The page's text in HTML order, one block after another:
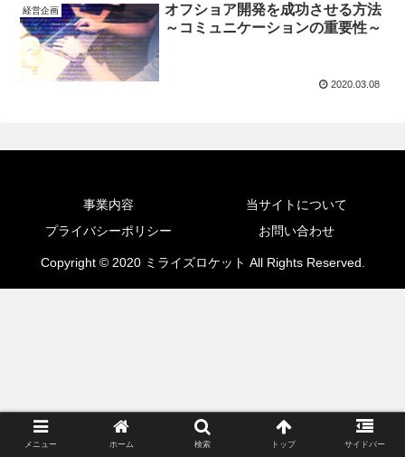
経営企画
オフショア開発を成功させる方法
～コミュニケーションの重要性～
2020.03.08
事業内容
当サイトについて
プライバシーポリシー
お問い合わせ
Copyright © 2020 ミライズロケット All Rights Reserved.
メニュー ホーム 検索 トップ サイドバー